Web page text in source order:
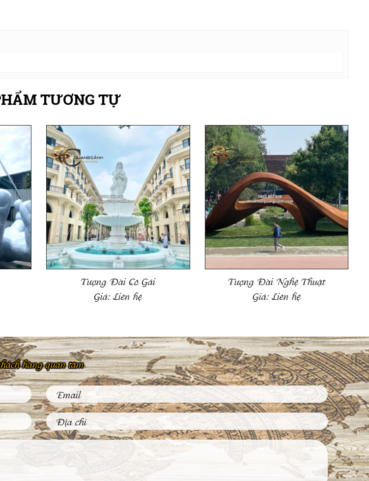
TƯƠNG TỰ
Tượng Đài Cô Gái
Giá:Liên hệ
Tượng Đài Nghệ Thuật
Giá:Liên hệ
hàng quan tâm
Ứng Dụng
Đời Sống
Thống Việt